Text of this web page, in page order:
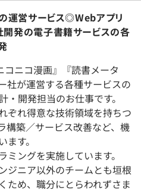
運営サービス◎Webアプリ
開発の電子書籍サービスの各
ニコ漫画』『読書メータ
社が運営する各種サービスの
開発担当のお仕事です。
ぞれ得意な技術領域を持ちつ
構築／サービス改善など、機
す。
ングを実施しています。
ジニア以外のチームとも垣根
ため、職分にとらわれずさま